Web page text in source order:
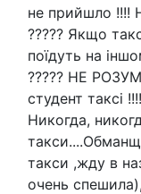
не прийшло !!!!
????? Якщо
поїдуть на
????? НЕ
студент таксі
Никогда,
такси ,жду в
очень